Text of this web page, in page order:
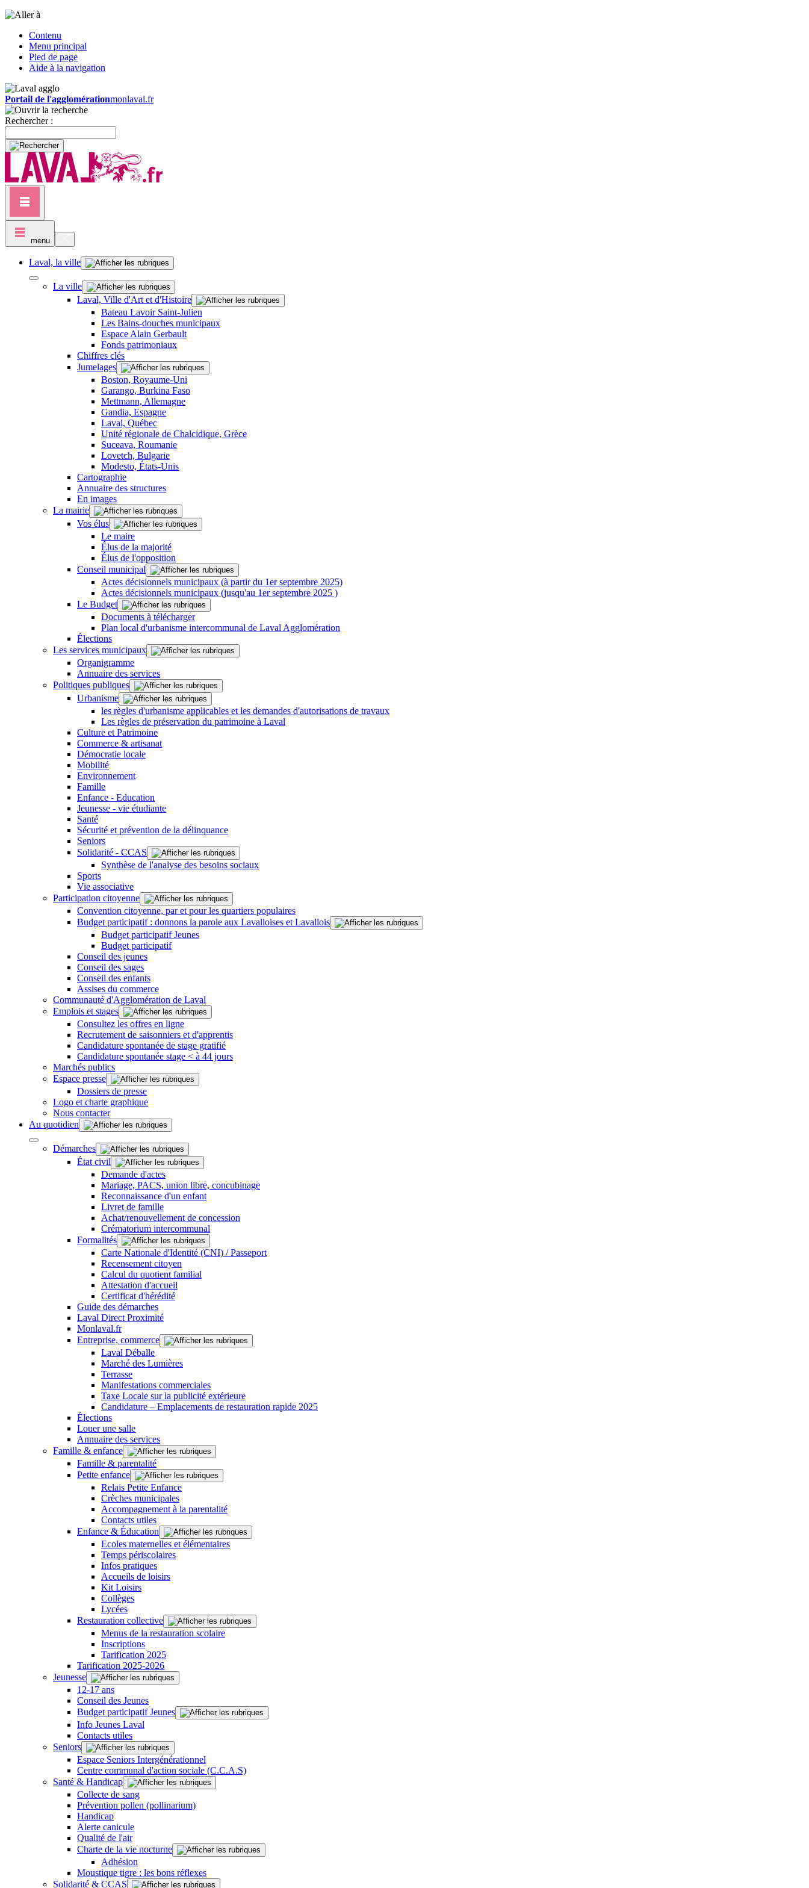
Contenu
Menu principal
Pied de page
Aide à la navigation
Portail de l'agglomérationmonlaval.fr
Rechercher :
menu
Laval, la ville
La ville
Laval, Ville d'Art et d'Histoire
Bateau Lavoir Saint-Julien
Les Bains-douches municipaux
Espace Alain Gerbault
Fonds patrimoniaux
Chiffres clés
Jumelages
Boston, Royaume-Uni
Garango, Burkina Faso
Mettmann, Allemagne
Gandia, Espagne
Laval, Québec
Unité régionale de Chalcidique, Grèce
Suceava, Roumanie
Lovetch, Bulgarie
Modesto, États-Unis
Cartographie
Annuaire des structures
En images
La mairie
Vos élus
Le maire
Élus de la majorité
Élus de l'opposition
Conseil municipal
Actes décisionnels municipaux (à partir du 1er septembre 2025)
Actes décisionnels municipaux (jusqu'au 1er septembre 2025 )
Le Budget
Documents à télécharger
Plan local d'urbanisme intercommunal de Laval Agglomération
Élections
Les services municipaux
Organigramme
Annuaire des services
Politiques publiques
Urbanisme
les règles d'urbanisme applicables et les demandes d'autorisations de travaux
Les règles de préservation du patrimoine à Laval
Culture et Patrimoine
Commerce & artisanat
Démocratie locale
Mobilité
Environnement
Famille
Enfance - Education
Jeunesse - vie étudiante
Santé
Sécurité et prévention de la délinquance
Seniors
Solidarité - CCAS
Synthèse de l'analyse des besoins sociaux
Sports
Vie associative
Participation citoyenne
Convention citoyenne, par et pour les quartiers populaires
Budget participatif : donnons la parole aux Lavalloises et Lavallois
Budget participatif Jeunes
Budget participatif
Conseil des jeunes
Conseil des sages
Conseil des enfants
Assises du commerce
Communauté d'Agglomération de Laval
Emplois et stages
Consultez les offres en ligne
Recrutement de saisonniers et d'apprentis
Candidature spontanée de stage gratifié
Candidature spontanée stage < à 44 jours
Marchés publics
Espace presse
Dossiers de presse
Logo et charte graphique
Nous contacter
Au quotidien
Démarches
État civil
Demande d'actes
Mariage, PACS, union libre, concubinage
Reconnaissance d'un enfant
Livret de famille
Achat/renouvellement de concession
Crématorium intercommunal
Formalités
Carte Nationale d'Identité (CNI) / Passeport
Recensement citoyen
Calcul du quotient familial
Attestation d'accueil
Certificat d'hérédité
Guide des démarches
Laval Direct Proximité
Monlaval.fr
Entreprise, commerce
Laval Déballe
Marché des Lumières
Terrasse
Manifestations commerciales
Taxe Locale sur la publicité extérieure
Candidature – Emplacements de restauration rapide 2025
Élections
Louer une salle
Annuaire des services
Famille & enfance
Famille & parentalité
Petite enfance
Relais Petite Enfance
Crèches municipales
Accompagnement à la parentalité
Contacts utiles
Enfance & Éducation
Ecoles maternelles et élémentaires
Temps périscolaires
Infos pratiques
Accueils de loisirs
Kit Loisirs
Collèges
Lycées
Restauration collective
Menus de la restauration scolaire
Inscriptions
Tarification 2025
Tarification 2025-2026
Jeunesse
12-17 ans
Conseil des Jeunes
Budget participatif Jeunes
Info Jeunes Laval
Contacts utiles
Seniors
Espace Seniors Intergénérationnel
Centre communal d'action sociale (C.C.A.S)
Santé & Handicap
Collecte de sang
Prévention pollen (pollinarium)
Handicap
Alerte canicule
Qualité de l'air
Charte de la vie nocturne
Adhésion
Moustique tigre : les bons réflexes
Solidarité & CCAS